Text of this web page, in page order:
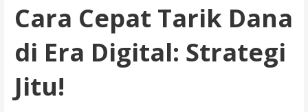
Cara Cepat Tarik Dana
di Era Digital: Strategi
Jitu!